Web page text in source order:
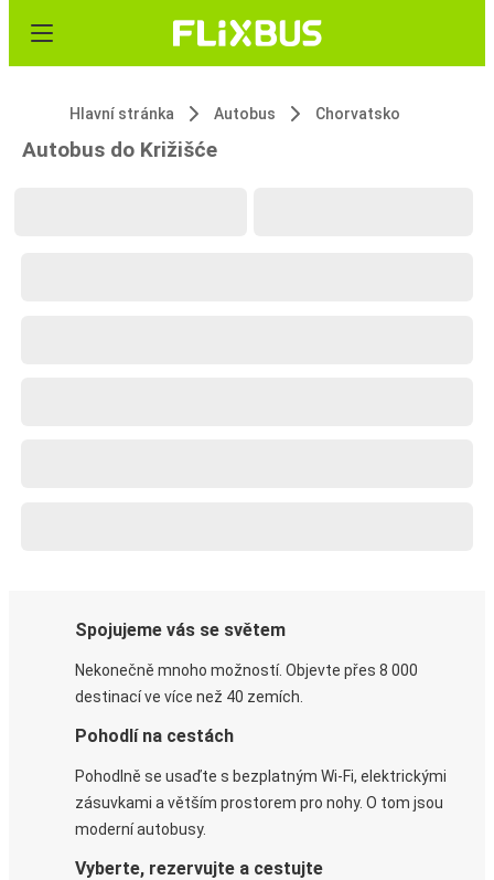
Hlavní stránka Autobus Chorvatsko
Autobus do Križišće
Spojujeme vás se světem
Nekonečně mnoho možností. Objevte přes 8 000
destinací ve více než 40 zemích.
Pohodlí na cestách
Pohodlně se usaďte s bezplatným Wi-Fi, elektrickými
zásuvkami a větším prostorem pro nohy. O tom jsou
moderní autobusy.
Vyberte, rezervujte a cestujte